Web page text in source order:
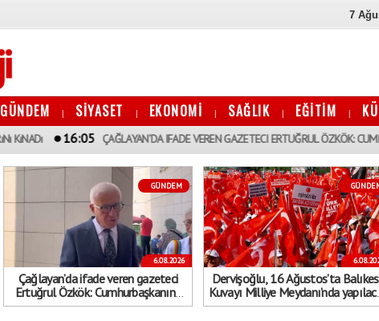
7
GÜNDEM | SİYASET | EKONOMİ | SAĞLIK | EĞİTİM |
16:05 ÇAĞLAYAN’DA IFADE VEREN GAZETECI ERTUĞRUL ÖZKÖK:
GÜNDEM
6.08.2026
Çağlayan’da ifade veren gazeteci
Ertuğrul Özkök: Cumhurbaşkanına
hakaret, asla aklımın ucundan dahi
Dervişoğlu, 16 Ağustos’ta
Kuvayı Milliye Meydanı’nda
"Bayrak kaldırıyorum" mitinge